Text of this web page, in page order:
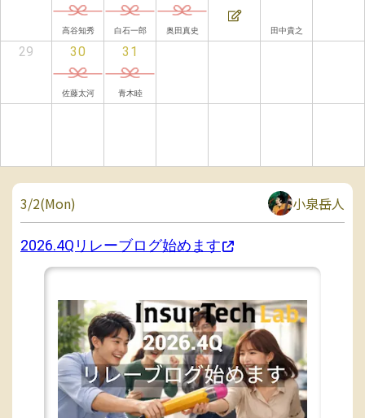
高谷知秀 白石一郎 奥田真史 田中貴之
29 30
佐藤太河
31
青木睦
3/2(Mon) 小泉岳人
2026.4Qリレーブログ始めます